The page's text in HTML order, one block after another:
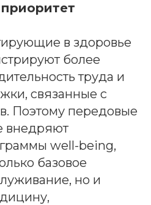
в здоровье
более
труда и
связанные с
Поэтому передовые
внедряют
well-being,
базовое
но и